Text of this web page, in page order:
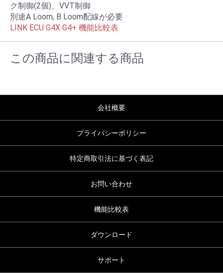
ク制御(2個)、VVT制御
別途A Loom, B Loom配線が必要
LINK ECU G4X G4+ 機能比較表
この商品に関連する商品
会社概要
プライバシーポリシー
特定商取引法に基づく表記
お問い合わせ
機能比較表
ダウンロード
サポート